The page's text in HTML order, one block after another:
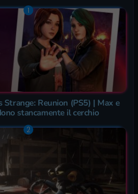
Strange: Reunion (PS5) | Max e
stancamente il cerchio